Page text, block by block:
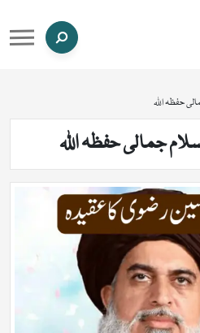
حفظہ اللہ
جمالی حفظہ اللہ